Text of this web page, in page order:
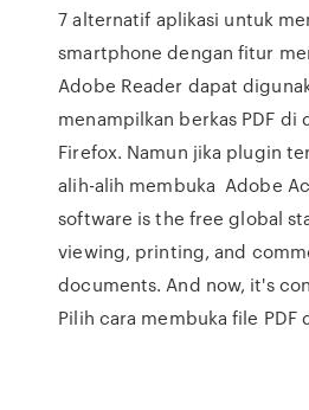
7 alternatif aplikasi untuk
smartphone dengan fitur
Adobe Reader dapat
menampilkan berkas PDF di
Firefox. Namun jika plugin
alih-alih membuka Adobe
software is the free global
viewing, printing, and
documents. And now, it's
Pilih cara membuka file PDF